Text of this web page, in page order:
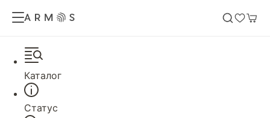
Каталог
Статус